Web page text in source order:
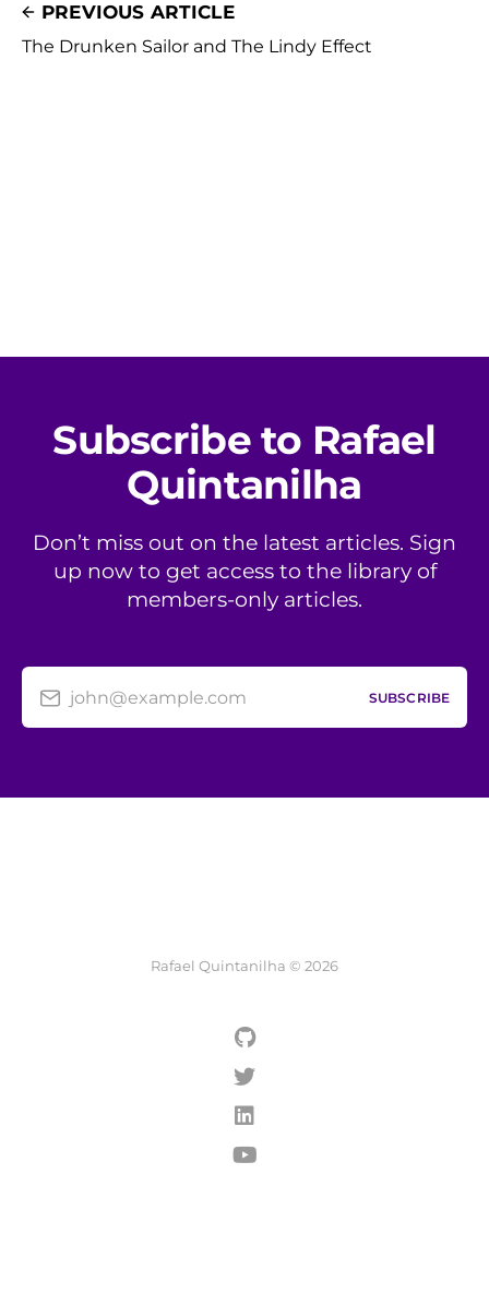
PREVIOUS ARTICLE
The Drunken Sailor and The Lindy Effect
Subscribe to Rafael
Quintanilha
Don’t miss out on the latest articles. Sign
up now to get access to the library of
members-only articles.
john@example.com SUBSCRIBE
Rafael Quintanilha © 2026